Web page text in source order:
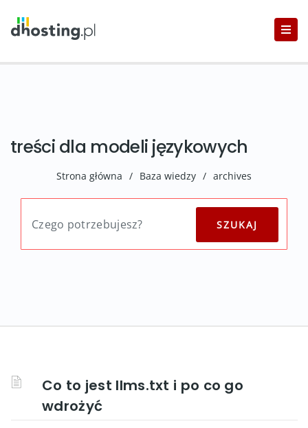
treści dla modeli językowych
Strona główna / Baza wiedzy / archives
Co to jest llms.txt i po co go
wdrożyć